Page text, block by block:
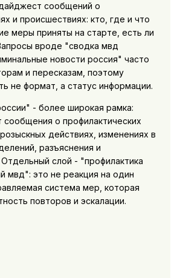
сообщений о
и происшествиях: кто, где и что
меры приняты на старте, есть ли
вроде "сводка мвд
новости россия" часто
и пересказам, поэтому
не формат, а статус информации.
- более широкая рамка:
о профилактических
действиях, изменениях в
разъяснения и
слой - "профилактика
мвд": это не реакция на один
система мер, которая
повторов и эскалации.